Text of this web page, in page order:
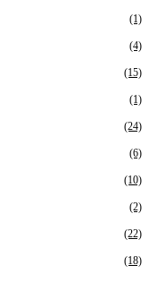
(1)
(4)
(15)
(1)
(24)
(6)
(10)
(2)
(22)
(18)